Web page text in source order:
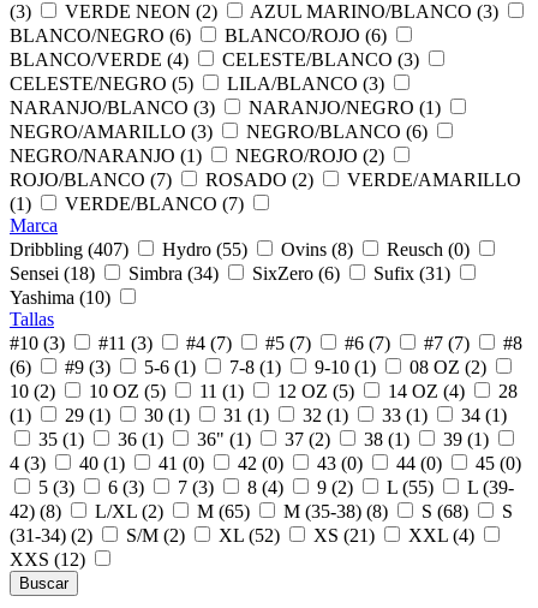
(3)
VERDE NEON (2)
AZUL MARINO/BLANCO (3)
BLANCO/NEGRO (6)
BLANCO/ROJO (6)
BLANCO/VERDE (4)
CELESTE/BLANCO (3)
CELESTE/NEGRO (5)
LILA/BLANCO (3)
NARANJO/BLANCO (3)
NARANJO/NEGRO (1)
NEGRO/AMARILLO (3)
NEGRO/BLANCO (6)
NEGRO/NARANJO (1)
NEGRO/ROJO (2)
ROJO/BLANCO (7)
ROSADO (2)
VERDE/AMARILLO
(1)
VERDE/BLANCO (7)
Marca
Dribbling (407)
Hydro (55) Ovins (8)
Reusch (0)
Sensei (18)
Simbra (34) SixZero (6)
Sufix (31)
Yashima (10)
Tallas
#10 (3)
#11 (3) #4 (7) #5 (7) #6 (7) #7 (7)
#8
(6)
#9 (3) 5-6 (1) 7-8 (1) 9-10 (1)
08 OZ (2)
10 (2)
10 OZ (5) 11 (1) 12 OZ (5) 14 OZ (4)
28
(1)
29 (1) 30 (1) 31 (1) 32 (1) 33 (1)
34 (1)
35 (1)
36 (1) 36" (1) 37 (2) 38 (1)
39 (1)
4 (3)
40 (1) 41 (0) 42 (0) 43 (0) 44 (0)
45 (0)
5 (3)
6 (3) 7 (3) 8 (4) 9 (2) L (55)
L (39-
42) (8)
L/XL (2) M (65) M (35-38) (8) S (68)
S
(31-34) (2)
S/M (2) XL (52) XS (21)
XXL (4)
XXS (12)